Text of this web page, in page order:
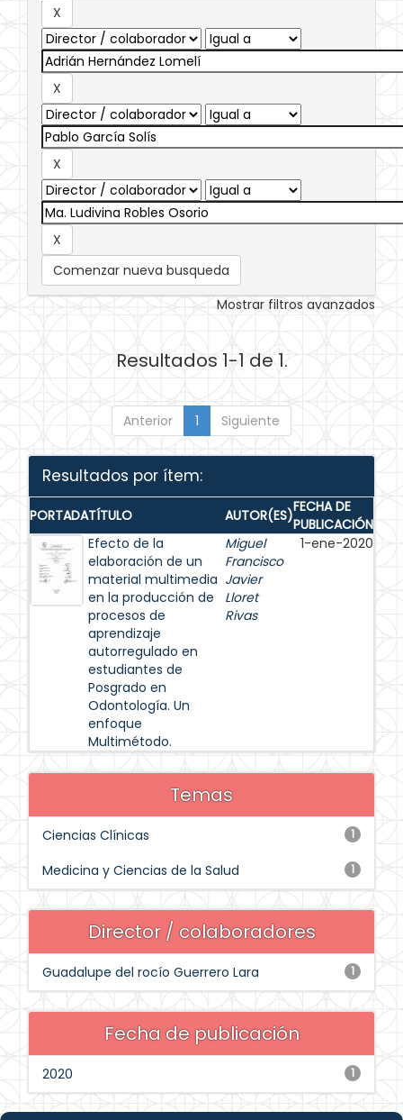
Comenzar nueva busqueda
Mostrar filtros avanzados
Resultados 1-1 de 1.
Anterior 1 Siguiente
Resultados por ítem:
PORTADATÍTULO AUTOR(ES)FECHA DE
PUBLICACIÓN
Efecto de la
elaboración de un
material multimedia
en la producción de
procesos de
aprendizaje
autorregulado en
estudiantes de
Posgrado en
Odontología. Un
enfoque
Multimétodo.
Miguel
Francisco
Javier
Lloret
Rivas
1-ene-2020
Temas
1
Ciencias Clínicas
1
Medicina y Ciencias de la Salud
Director / colaboradores
1
Guadalupe del rocío Guerrero Lara
Fecha de publicación
1
2020